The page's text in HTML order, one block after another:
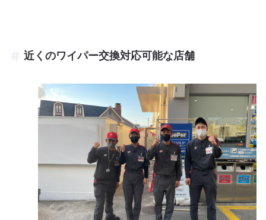
近くのワイパー交換対応可能な店舗